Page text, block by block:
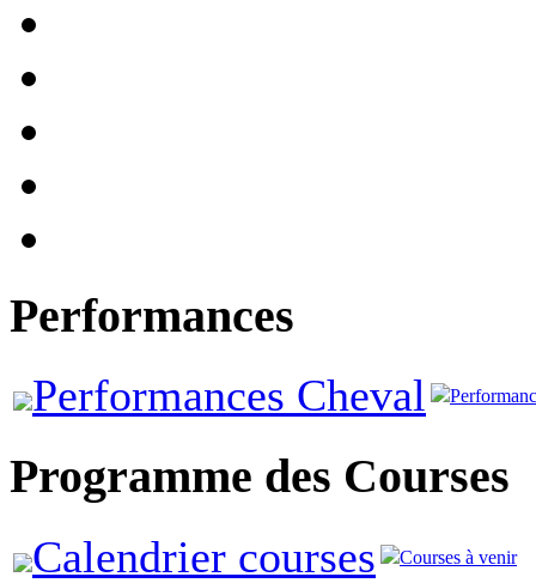
Performances
Performances Cheval
Programme des Courses
Calendrier courses Courses à venir